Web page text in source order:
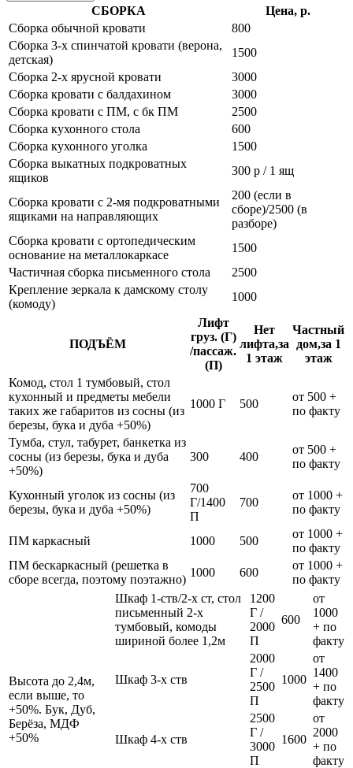
СБОРКА
Цена, р.
Сборка обычной кровати
800
Сборка 3-х спинчатой кровати (верона,
детская)
1500
Сборка 2-х ярусной кровати
3000
Сборка кровати с балдахином
3000
Сборка кровати с ПМ, с бк ПМ
2500
Сборка кухонного стола
600
Сборка кухонного уголка
1500
Сборка выкатных подкроватных
ящиков
300 р / 1 ящ
Сборка кровати с 2-мя подкроватными
ящиками на направляющих
200 (если в
сборе)/2500 (в
разборе)
Сборка кровати с ортопедическим
основание на металлокаркасе
1500
Частичная сборка письменного стола
2500
Крепление зеркала к дамскому столу
(комоду)
1000
ПОДЪЁМ
Лифт
груз. (Г)
/пассаж.
(П)
Нет
лифта,за
1 этаж
Частный
дом,за 1
этаж
Комод, стол 1 тумбовый, стол
кухонный и предметы мебели
таких же габаритов из сосны (из
березы, бука и дуба +50%)
1000 Г 500
от 500 +
по факту
Тумба, стул, табурет, банкетка из
сосны (из березы, бука и дуба
+50%)
300 400
от 500 +
по факту
Кухонный уголок из сосны (из
березы, бука и дуба +50%)
700
Г/1400
П
700
от 1000 +
по факту
ПМ каркасный 1000 500
от 1000 +
по факту
ПМ бескаркасный (решетка в
сборе всегда, поэтому поэтажно)
1000 600
от 1000 +
по факту
Высота до 2,4м,
если выше, то
+50%. Бук, Дуб,
Берёза, МДФ
+50%
Шкаф 1-ств/2-х ст, стол
письменный 2-х
тумбовый, комоды
шириной более 1,2м
1200
Г /
2000
П
600
от
1000
+ по
факту
Шкаф 3-х ств
2000
Г /
2500
П
1000
от
1400
+ по
факту
Шкаф 4-х ств
2500
Г /
3000
П
1600
от
2000
+ по
факту